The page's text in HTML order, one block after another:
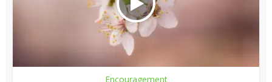
Encouragement